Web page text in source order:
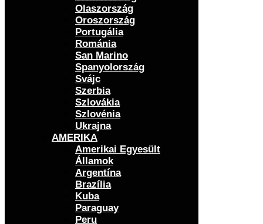
Olaszország
Oroszország
Portugália
Románia
San Marino
Spanyolország
Svájc
Szerbia
Szlovákia
Szlovénia
Ukrajna
AMERIKA
Amerikai Egyesült
Államok
Argentína
Brazília
Kuba
Paraguay
Peru